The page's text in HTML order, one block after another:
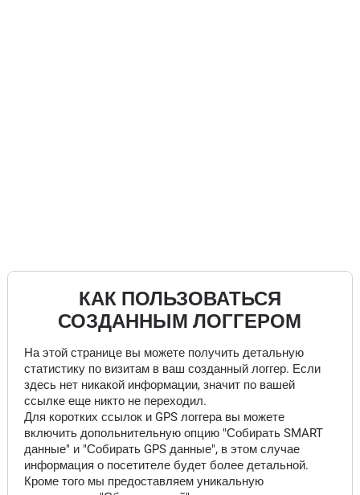
КАК ПОЛЬЗОВАТЬСЯ
СОЗДАННЫМ ЛОГГЕРОМ
На этой странице вы можете получить детальную
статистику по визитам в ваш созданный логгер. Если
здесь нет никакой информации, значит по вашей
ссылке еще никто не переходил.
Для коротких ссылок и GPS логгера вы можете
включить допольнительную опцию "Собирать SMART
данные" и "Собирать GPS данные", в этом случае
информация о посетителе будет более детальной.
Кроме того мы предоставляем уникальную